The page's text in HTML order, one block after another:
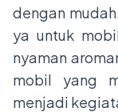
dengan
ya untuk
nyaman
mobil yang
menjadi